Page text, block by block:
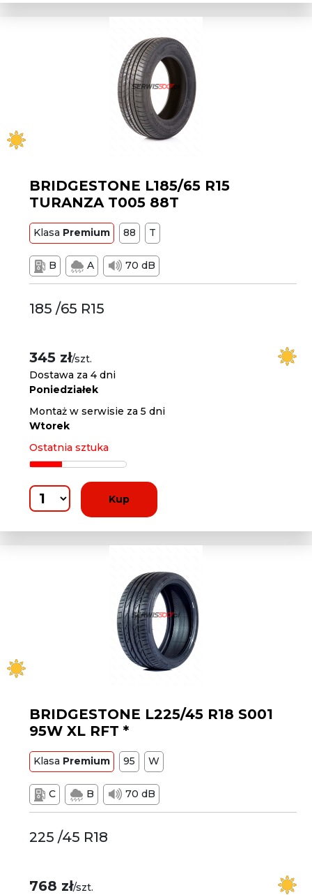
BRIDGESTONE L185/65 R15
TURANZA T005 88T
Klasa Premium 88 T
B A 70 dB
185 /65 R15
345 zł/szt.
Dostawa za 4 dni
Poniedziałek
Montaż w serwisie za 5 dni
Wtorek
Ostatnia sztuka
Kup
BRIDGESTONE L225/45 R18 S001
95W XL RFT *
Klasa Premium 95 W
C B 70 dB
225 /45 R18
768 zł/szt.